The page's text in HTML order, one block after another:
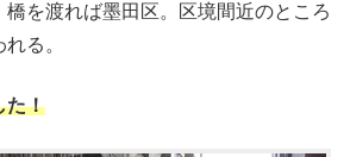
を渡れば墨田区。区境間近のところ
る。
た！